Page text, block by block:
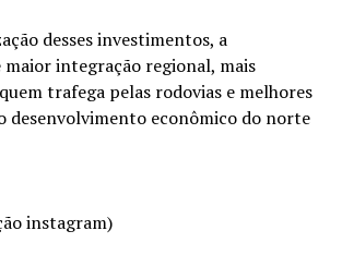
desses investimentos, a
maior integração regional, mais
trafega pelas rodovias e melhores
desenvolvimento econômico do norte
instagram)